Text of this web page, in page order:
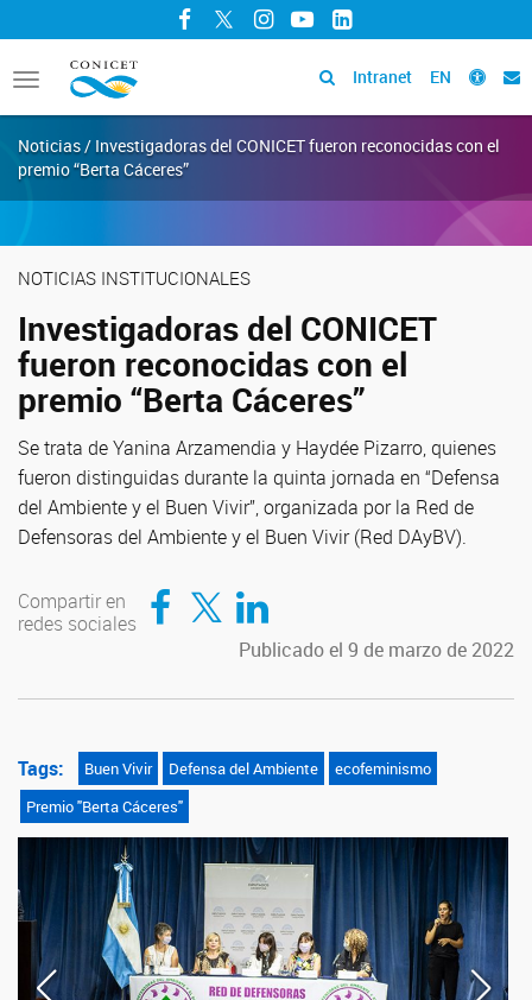
Facebook
TwitterInstagram
YouTubeLinkedIn
Toggle
navigation
Intranet EN
Noticias / Investigadoras del CONICET fueron reconocidas con el
premio “Berta Cáceres”
NOTICIAS INSTITUCIONALES
Investigadoras del CONICET
fueron reconocidas con el
premio “Berta Cáceres”
Se trata de Yanina Arzamendia y Haydée Pizarro, quienes
fueron distinguidas durante la quinta jornada en “Defensa
del Ambiente y el Buen Vivir”, organizada por la Red de
Defensoras del Ambiente y el Buen Vivir (Red DAyBV).
Compartir en
redes sociales
Compartir en Facebook
Compartir en TwitterCompartir en LinkedIn
Publicado el 9 de marzo de 2022
Tags: Buen Vivir Defensa del Ambiente
ecofeminismo
Premio "Berta Cáceres"